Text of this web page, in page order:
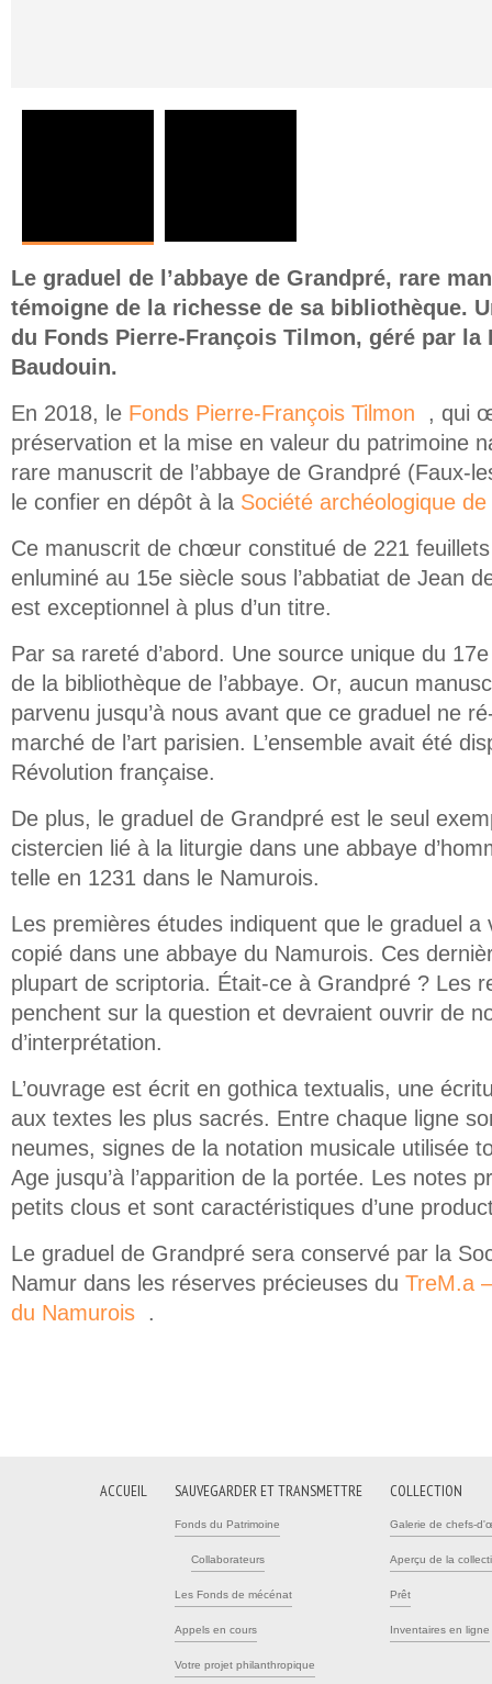
Le graduel de l’abbaye de Grandpré, rare
témoigne de la richesse de sa bibliothèque.
du Fonds Pierre-François Tilmon, géré par la
Baudouin.
En 2018, le Fonds Pierre-François Tilmon (link is
, qui
préservation et la mise en valeur du patrimoine
rare manuscrit de l’abbaye de Grandpré (Faux-
le confier en dépôt à la Société archéologique
Ce manuscrit de chœur constitué de 221
enluminé au 15e siècle sous l’abbatiat de Jean
est exceptionnel à plus d’un titre.
Par sa rareté d’abord. Une source unique du
de la bibliothèque de l’abbaye. Or, aucun
parvenu jusqu’à nous avant que ce graduel ne
marché de l’art parisien. L’ensemble avait été
Révolution française.
De plus, le graduel de Grandpré est le seul
cistercien lié à la liturgie dans une abbaye
telle en 1231 dans le Namurois.
Les premières études indiquent que le graduel a
copié dans une abbaye du Namurois. Ces
plupart de scriptoria. Était-ce à Grandpré ? Les
penchent sur la question et devraient ouvrir de
d’interprétation.
L’ouvrage est écrit en gothica textualis, une
aux textes les plus sacrés. Entre chaque ligne
neumes, signes de la notation musicale utilisée
Age jusqu’à l’apparition de la portée. Les notes
petits clous et sont caractéristiques d’une
Le graduel de Grandpré sera conservé par la
Namur dans les réserves précieuses du TreM.a
du Namurois (link is external)
.
ACCUEIL SAUVEGARDER ET TRANSMETTRE
Fonds du Patrimoine
Collaborateurs
Les Fonds de mécénat
Appels en cours
Votre projet philanthropique
COLLECTION
Galerie de chefs-
Aperçu de la
Prêt
Inventaires en ligne